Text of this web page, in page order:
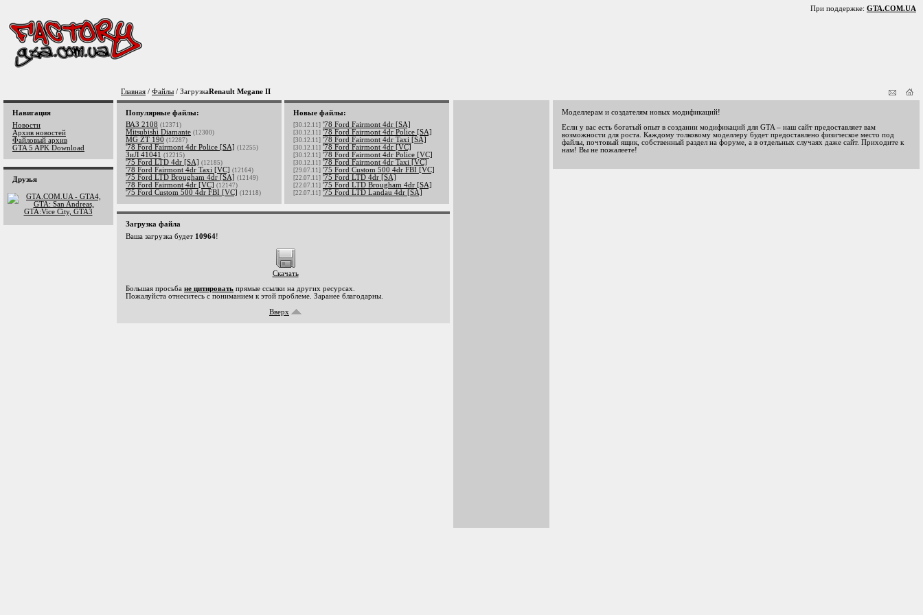
При поддержке: GTA.COM.UA
Главная / Файлы / ЗагрузкаRenault Megane II
Навигация
Новости
Архив новостей
Файловый архив
GTA 5 APK Download
Друзья
Популярные файлы:
ВАЗ 2108 (12371)
Mitsubishi Diamante (12300)
MG ZT 190 (12287)
'78 Ford Fairmont 4dr Police [SA] (12255)
ЗиЛ 41041 (12215)
'75 Ford LTD 4dr [SA] (12185)
'78 Ford Fairmont 4dr Taxi [VC] (12164)
'75 Ford LTD Brougham 4dr [SA] (12149)
'78 Ford Fairmont 4dr [VC] (12147)
'75 Ford Custom 500 4dr FBI [VC] (12118)
Новые файлы:
[30.12.11] '78 Ford Fairmont 4dr [SA]
[30.12.11] '78 Ford Fairmont 4dr Police [SA]
[30.12.11] '78 Ford Fairmont 4dr Taxi [SA]
[30.12.11] '78 Ford Fairmont 4dr [VC]
[30.12.11] '78 Ford Fairmont 4dr Police [VC]
[30.12.11] '78 Ford Fairmont 4dr Taxi [VC]
[29.07.11] '75 Ford Custom 500 4dr FBI [VC]
[22.07.11] '75 Ford LTD 4dr [SA]
[22.07.11] '75 Ford LTD Brougham 4dr [SA]
[22.07.11] '75 Ford LTD Landau 4dr [SA]
Загрузка файла
Ваша загрузка будет 10964!
Скачать
Большая просьба не цитировать прямые ссылки на других ресурсах.
Пожалуйста отнеситесь с пониманием к этой проблеме. Заранее благодарны.
Вверх
Моделлерам и создателям новых модификаций!
Если у вас есть богатый опыт в создании модификаций для GTA – наш сайт предоставляет вам
возможности для роста. Каждому толковому моделлеру будет предоставлено физическое место под
файлы, почтовый ящик, собственный раздел на форуме, а в отдельных случаях даже сайт. Приходите к
нам! Вы не пожалеете!